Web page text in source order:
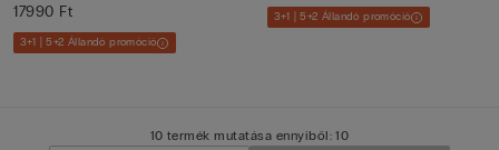
Mintával
17990 Ft
3+1 | 5+2 Állandó promóció
3+1 | 5+2 Állandó promóció
10 termék mutatása ennyiből: 10